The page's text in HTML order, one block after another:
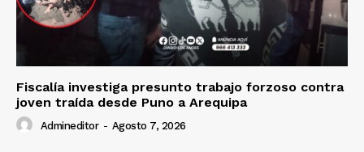
SUSCRIBETE
Diario los Andes
Fiscalía investiga presunto trabajo forzoso contra
joven traída desde Puno a Arequipa
Admineditor - Agosto 7, 2026